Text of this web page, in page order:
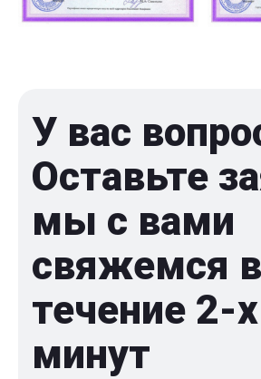
У вас
Оставьте
мы с вами
свяжемся в
течение 2-x
минут